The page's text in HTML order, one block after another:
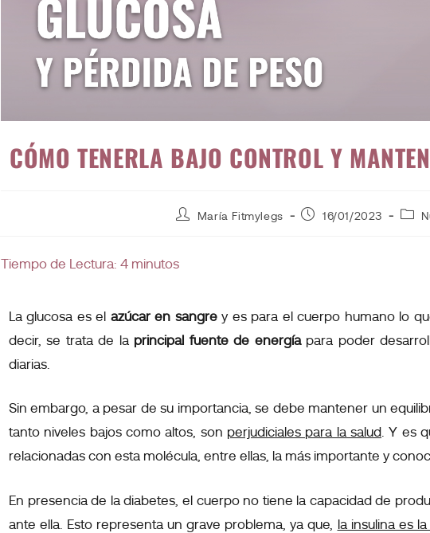
CÓMO TENERLA BAJO CONTROL Y
María Fitmylegs 16/01/2023
Tiempo de Lectura: 4 minutos
La glucosa es el azúcar en sangrey es para el cuerpo humano lo
decir, se trata de la principal fuente de energíapara poder
diarias.
Sin embargo, a pesar de su importancia, se debe mantener un
tanto niveles bajos como altos, son perjudiciales para la salud. Y es
relacionadas con esta molécula, entre ellas, la más importante y
En presencia de la diabetes, el cuerpo no tiene la capacidad de
ante ella. Esto representa un grave problema, ya que, la insulina es